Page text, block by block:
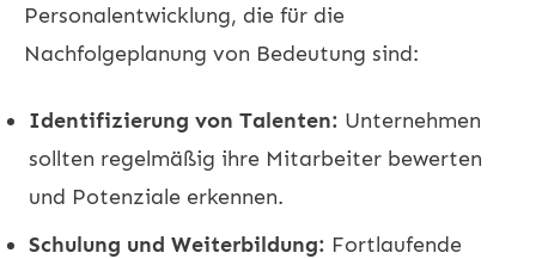
Personalentwicklung, die für die
Nachfolgeplanung von Bedeutung sind:
Identifizierung von Talenten: Unternehmen
sollten regelmäßig ihre Mitarbeiter bewerten
und Potenziale erkennen.
Schulung und Weiterbildung: Fortlaufende